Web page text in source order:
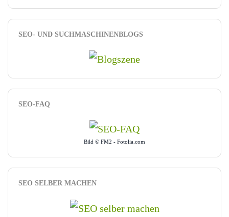
SEO- UND SUCHMASCHINENBLOGS
SEO-FAQ
Bild © FM2 - Fotolia.com
SEO SELBER MACHEN